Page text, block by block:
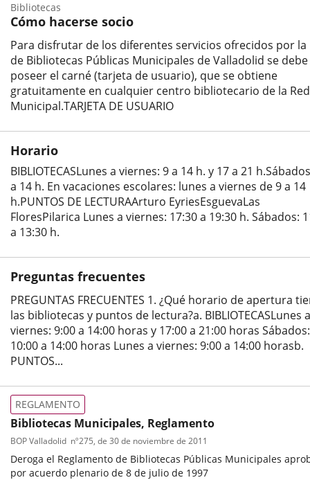
Cómo hacerse socio
Para disfrutar de los diferentes servicios ofrecidos por la
de Bibliotecas Públicas Municipales de Valladolid se debe
poseer el carné (tarjeta de usuario), que se obtiene
gratuitamente en cualquier centro bibliotecario de la Red
Municipal.TARJETA DE USUARIO
Bibliotecas
Horario
BIBLIOTECASLunes a viernes: 9 a 14 h. y 17 a 21
a 14 h. En vacaciones escolares: lunes a viernes de 9 a 14
h.PUNTOS DE LECTURAArturo EyriesEsguevaLas
FloresPilarica Lunes a viernes: 17:30 a 19:30 h. Sábados:
a 13:30 h.
Preguntas frecuentes
PREGUNTAS FRECUENTES 1. ¿Qué horario de apertura
las bibliotecas y puntos de lectura?a. BIBLIOTECASLunes a
viernes: 9:00 a 14:00 horas y 17:00 a 21:00 horas Sábados:
10:00 a 14:00 horas Lunes a viernes: 9:00 a 14:00 horasb.
PUNTOS...
Bibliotecas Municipales, Reglamento
Deroga el Reglamento de Bibliotecas Públicas Municipales
por acuerdo plenario de 8 de julio de 1997
REGLAMENTO
BOP Valladolid nº275, de 30 de noviembre de 2011